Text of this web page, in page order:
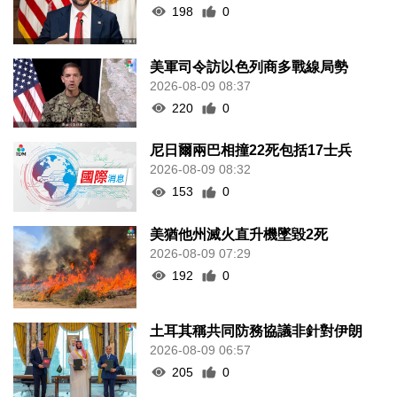
198
0
美軍司令訪以色列商多戰線局勢
2026-08-09 08:37
220
0
尼日爾兩巴相撞22死包括17士兵
2026-08-09 08:32
153
0
美猶他州滅火直升機墜毀2死
2026-08-09 07:29
192
0
土耳其稱共同防務協議非針對伊朗
2026-08-09 06:57
205
0